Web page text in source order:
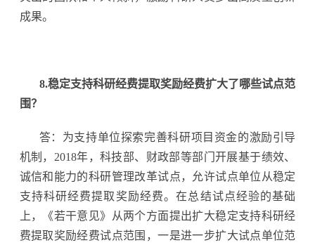
成果。
8.稳定支持科研经费提取奖励经费扩大了哪些试点范
围？
答：为支持单位探索完善科研项目资金的激励引导
机制，2018年，科技部、财政部等部门开展基于绩效、
诚信和能力的科研管理改革试点，允许试点单位从稳定
支持科研经费提取奖励经费。在总结试点经验的基础
上，《若干意见》从两个方面提出扩大稳定支持科研经
费提取奖励经费试点范围，一是进一步扩大试点单位范